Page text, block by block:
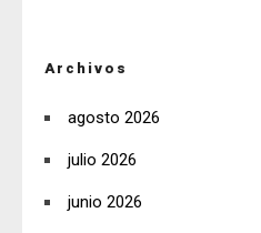
Archivos
agosto 2026
julio 2026
junio 2026